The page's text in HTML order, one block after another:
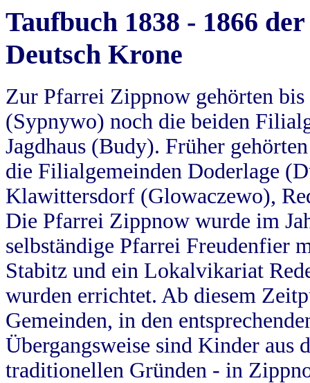
Taufbuch 1838 - 1866
Deutsch Krone
Zur Pfarrei Zippnow gehörten
(Sypnywo) noch die beiden
Jagdhaus (Budy). Früher
die Filialgemeinden Doderlage
Klawittersdorf (Glowaczewo),
Die Pfarrei Zippnow wurde im
selbständige Pfarrei Freudenfier
Stabitz und ein Lokalvikariat
wurden errichtet. Ab diesem
Gemeinden, in den
Übergangsweise sind Kinder aus
traditionellen Gründen - in